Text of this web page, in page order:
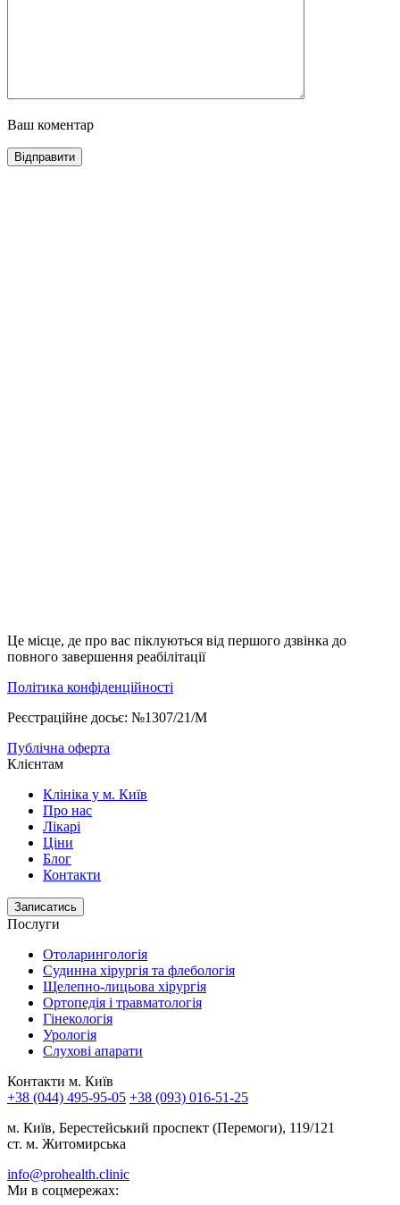
Ваш коментар
Відправити
Це місце, де про вас піклуються від першого дзвінка до
повного завершення реабілітації
Політика конфіденційності
Реєстраційне досьє: №1307/21/M
Публічна оферта
Клієнтам
Клініка у м. Київ
Про нас
Лікарі
Ціни
Блог
Контакти
Записатись
Послуги
Отоларингологія
Судинна хірургія та флебологія
Щелепно-лицьова хірургія
Ортопедія і травматологія
Гінекологія
Урологія
Слухові апарати
Контакти м. Київ
+38 (044) 495-95-05 +38 (093) 016-51-25
м. Київ, Берестейський проспект (Перемоги), 119/121
ст. м. Житомирська
info@prohealth.clinic
Ми в соцмережах: